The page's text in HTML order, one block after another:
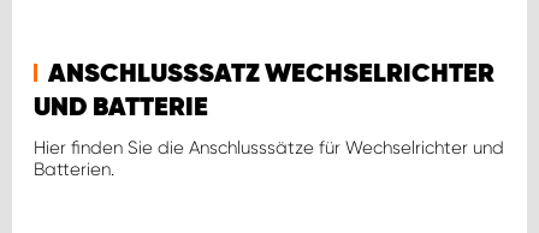
ANSCHLUSSSATZ WECHSELRICHTER
UND BATTERIE
Hier finden Sie die Anschlusssätze für Wechselrichter und
Batterien.